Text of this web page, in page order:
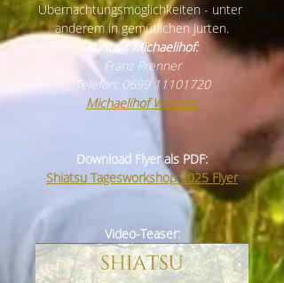
Übernachtungsmöglichkeiten - unter
anderem in gemütlichen Jurten.
Kontakt Michaelihof:
Franz Prenner
Telefon: 0699 11101720
Michaelihof Website
Download Flyer als PDF:
Shiatsu Tagesworkshop 2025 Flyer
Video-Teaser: